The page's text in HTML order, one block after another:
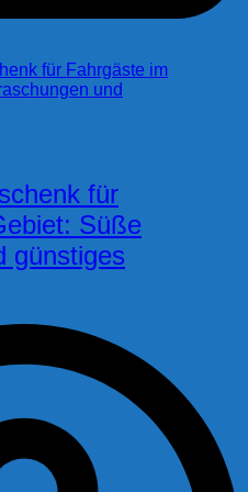
für
Süße
günstiges